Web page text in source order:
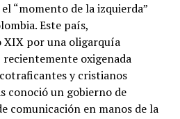
“momento de la izquierda”
Este país,
XIX por una oligarquía
oxigenada
y cristianos
conoció un gobierno de
comunicación en manos de la